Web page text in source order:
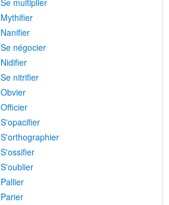
Se multiplier
Mythifier
Nanifier
Se négocier
Nidifier
Se nitrifier
Obvier
Officier
S'opacifier
S'orthographier
S'ossifier
S'oublier
Pallier
Parier